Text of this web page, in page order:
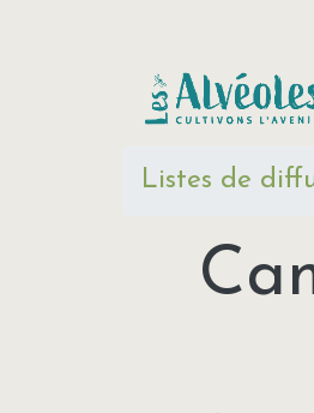
Listes de